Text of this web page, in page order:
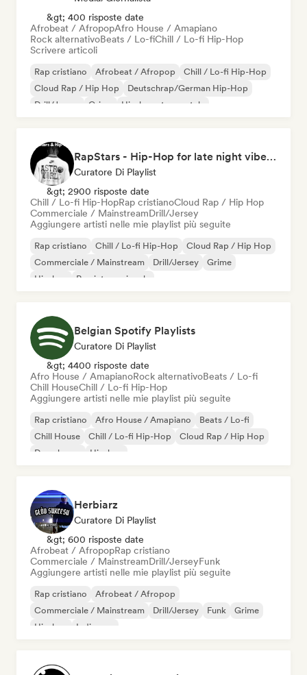
&gt; 400 risposte date
Afrobeat / AfropopAfro House / Amapiano
Rock alternativoBeats / Lo-fiChill / Lo-fi Hip-Hop
Scrivere articoli
Rap cristiano Afrobeat / Afropop
Chill / Lo-fi Hip-Hop
Cloud Rap / Hip Hop
Deutschrap/German Hip-Hop
Drill/Jersey
Grime Hip-hop strumentale
RapStars - Hip-Hop for late night vibes (by Music Outsider)
Curatore Di Playlist
&gt; 2900 risposte date
Chill / Lo-fi Hip-HopRap cristianoCloud Rap / Hip Hop
Commerciale / MainstreamDrill/Jersey
Aggiungere artisti nelle mie playlist più seguite
Rap cristiano Chill / Lo-fi Hip-Hop
Cloud Rap / Hip Hop
Commerciale / Mainstream
Drill/Jersey
Grime
Hip-hop
Rap internazionale
Belgian Spotify Playlists
Curatore Di Playlist
&gt; 4400 risposte date
Afro House / AmapianoRock alternativoBeats / Lo-fi
Chill HouseChill / Lo-fi Hip-Hop
Aggiungere artisti nelle mie playlist più seguite
Rap cristiano Afro House / Amapiano
Beats / Lo-fi
Chill House
Chill / Lo-fi Hip-Hop
Cloud Rap / Hip Hop
Deep house
Hip-hop
Herbiarz
Curatore Di Playlist
&gt; 600 risposte date
Afrobeat / AfropopRap cristiano
Commerciale / MainstreamDrill/JerseyFunk
Aggiungere artisti nelle mie playlist più seguite
Rap cristiano
Afrobeat / Afropop
Commerciale / Mainstream
Drill/Jersey Funk
Grime
Hip-hop
Indie pop